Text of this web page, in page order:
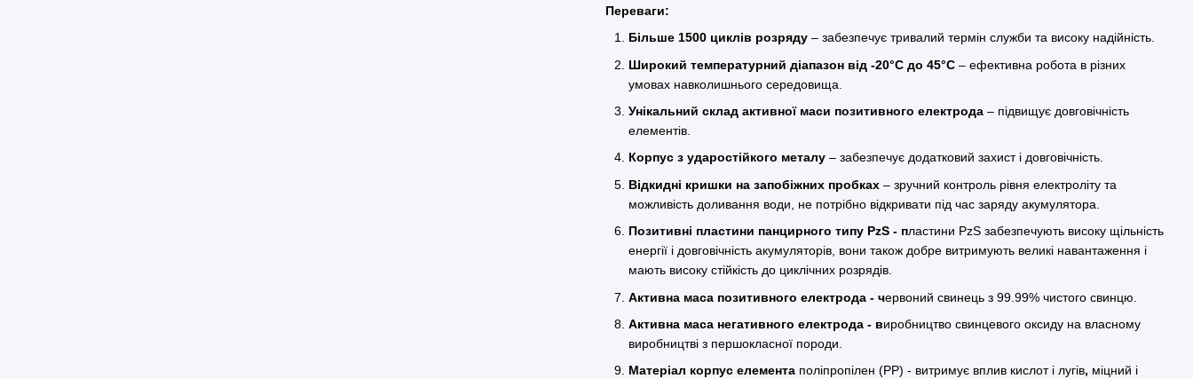
Переваги:
Більше 1500 циклів розряду – забезпечує тривалий термін служби та високу надійність.
Широкий температурний діапазон від -20°C до 45°C – ефективна робота в різних
умовах навколишнього середовища.
Унікальний склад активної маси позитивного електрода – підвищує довговічність
елементів.
Корпус з ударостійкого металу – забезпечує додатковий захист і довговічність.
Відкидні кришки на запобіжних пробках – зручний контроль рівня електроліту та
можливість доливання води, не потрібно відкривати під час заряду акумулятора.
Позитивні пластини панцирного типу PzS - пластини PzS забезпечують високу щільність
енергії і довговічність акумуляторів, вони також добре витримують великі навантаження і
мають високу стійкість до циклічних розрядів.
Активна маса позитивного електрода - червоний свинець з 99.99% чистого свинцю.
Активна маса негативного електрода - виробництво свинцевого оксиду на власному
виробництві з першокласної породи.
Матеріал корпус елемента поліпропілен (PP) - витримує вплив кислот і лугів, міцний і